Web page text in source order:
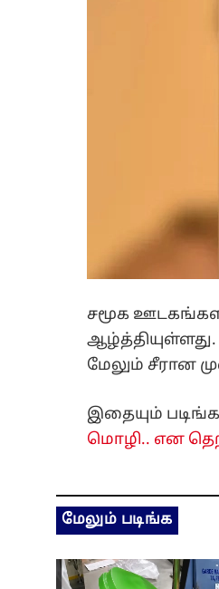
சமூக
மேலும் சீரான
இதையும்
மொழி.. என
மேலும் படிங்க